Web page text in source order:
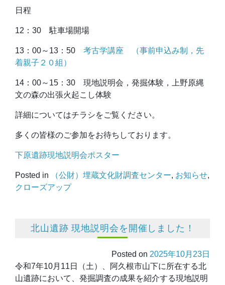
日程
12：30 駐車場開場
13：00～13：50 考古学講座 （事前申込み制，先
着親子２０組）
14：00～15：30 現地説明会，発掘体験，上野原縄
文の森の出張火起こし体験
詳細についてはチラシをご覧ください。
多くの皆様のご参加をお待ちしております。
下原遺跡現地説明会ポスター
Posted in （公財）埋蔵文化財調査センター, お知らせ,
クローズアップ
北山遺跡 現地説明会を開催しました！
Posted on 2025年10月23日
令和7年10月11日（土）、阿久根市山下に所在する北
山遺跡において、発掘調査の成果を紹介する現地説明